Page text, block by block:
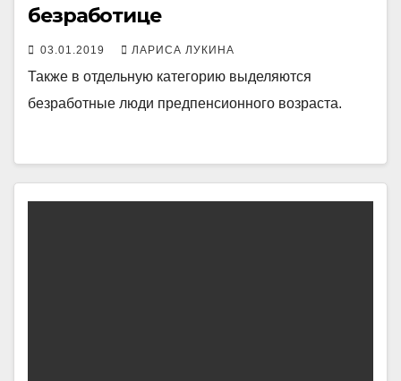
безработице
03.01.2019 ЛАРИСА ЛУКИНА
Также в отдельную категорию выделяются
безработные люди предпенсионного возраста.